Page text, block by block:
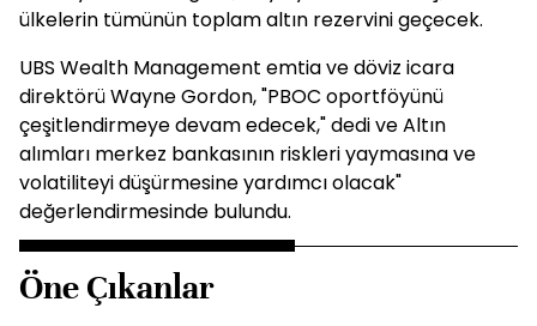
ülkelerin tümünün toplam altın rezervini geçecek.
UBS Wealth Management emtia ve döviz icara
direktörü Wayne Gordon, "PBOC oportföyünü
çeşitlendirmeye devam edecek," dedi ve Altın
alımları merkez bankasının riskleri yaymasına ve
volatiliteyi düşürmesine yardımcı olacak"
değerlendirmesinde bulundu.
Öne Çıkanlar